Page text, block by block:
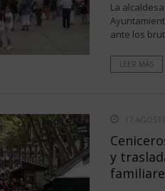
La
ante los
LEER MÁS
17
y